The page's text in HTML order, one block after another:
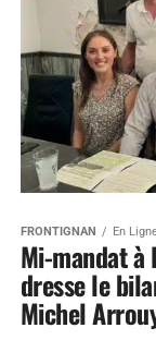
FRONTIGNAN En
Mi-mandat à
dresse le
Michel